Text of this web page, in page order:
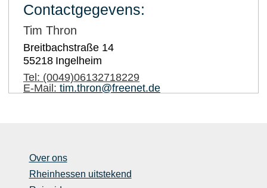
Contactgegevens:
Tim Thron
Breitbachstraße 14
55218 Ingelheim
Tel: (0049)06132718229
E-Mail: tim.thron@freenet.de
Over ons
Rheinhessen uitstekend